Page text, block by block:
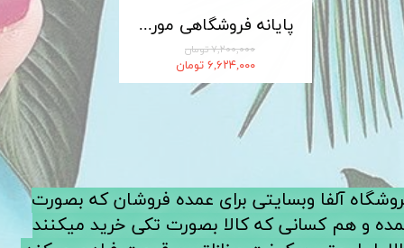
پایانه فروشگاهی مورفان MoreFun مدل H9
۷,۲۰۰,۰۰۰ تومان
۶,۶۲۴,۰۰۰ تومان
کابل شارژ MICRO-USB اندروید LDNIO الدینیو مدل XS-07 متراژ 1 متر
آلفا وبسایتی برای عمده فروشان که بصورت
و هم کسانی که کالا بصورت تکی خرید میکنند